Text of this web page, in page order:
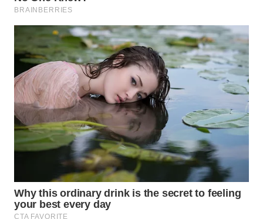
BINTAN
WN
MANDALIKA
WN
LIKUPANG
WN
LABUANBAJO
WN
BORNEO